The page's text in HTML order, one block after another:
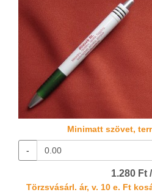
Minimatt szövet,
-
1.280 Ft
Törzsvásárl. ár, v. 10 e. Ft